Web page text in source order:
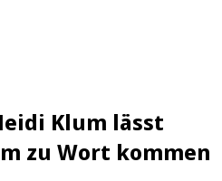
Klum lässt
zu Wort kommen